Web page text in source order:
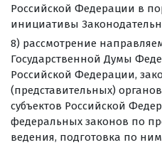
Российской Федерации в
инициативы
8) рассмотрение
Государственной Думы
Российской Федерации,
(представительных)
субъектов Российской
федеральных законов по
ведения, подготовка по